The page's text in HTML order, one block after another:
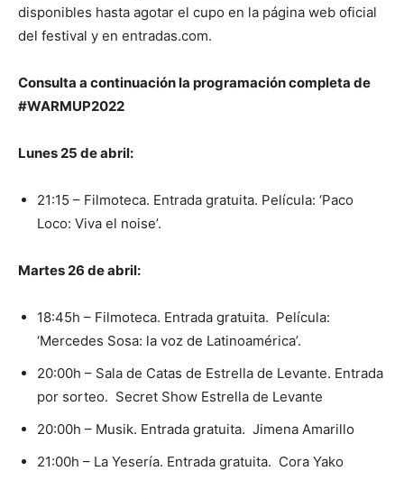
disponibles hasta agotar el cupo en la página web oficial
del festival y en entradas.com.
Consulta a continuación la programación completa de
#WARMUP2022
Lunes 25 de abril:
21:15 – Filmoteca. Entrada gratuita. Película: ‘Paco
Loco: Viva el noise’.
Martes 26 de abril:
18:45h – Filmoteca. Entrada gratuita. Película:
‘Mercedes Sosa: la voz de Latinoamérica’.
20:00h – Sala de Catas de Estrella de Levante. Entrada
por sorteo. Secret Show Estrella de Levante
20:00h – Musik. Entrada gratuita. Jimena Amarillo
21:00h – La Yesería. Entrada gratuita. Cora Yako